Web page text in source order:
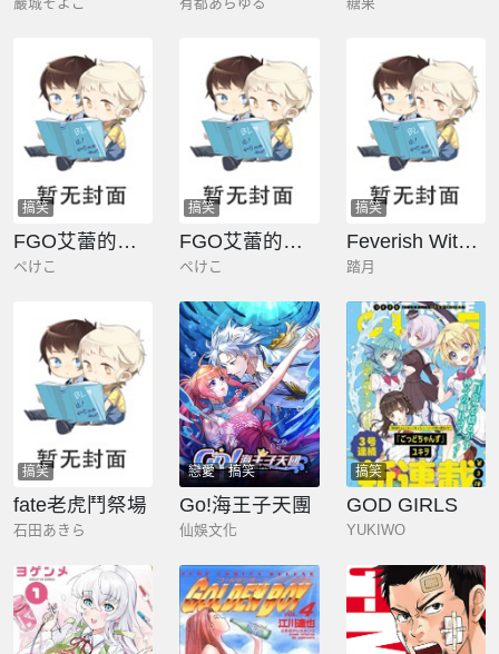
搞笑
FGO艾蕾的騙氪
ペけこ
搞笑
FGO艾蕾的騙氪漫畫短篇合集
ペけこ
搞笑
Feverish Witch (發燒魔女)
踏月
搞笑
fate老虎鬥祭場
石田あきら
戀愛 搞笑
Go!海王子天團
仙娛文化
搞笑
GOD GIRLS
YUKIWO